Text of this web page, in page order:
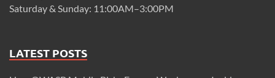
Saturday & Sunday: 11:00AM–3:00PM
LATEST POSTS